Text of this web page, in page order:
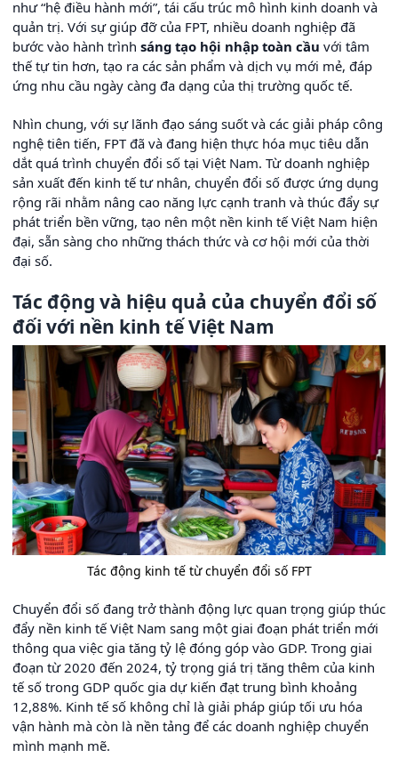
như “hệ điều hành mới”, tái cấu trúc mô hình kinh doanh và
quản trị. Với sự giúp đỡ của FPT, nhiều doanh nghiệp đã
bước vào hành trình sáng tạo hội nhập toàn cầu với tâm
thế tự tin hơn, tạo ra các sản phẩm và dịch vụ mới mẻ, đáp
ứng nhu cầu ngày càng đa dạng của thị trường quốc tế.
Nhìn chung, với sự lãnh đạo sáng suốt và các giải pháp công
nghệ tiên tiến, FPT đã và đang hiện thực hóa mục tiêu dẫn
dắt quá trình chuyển đổi số tại Việt Nam. Từ doanh nghiệp
sản xuất đến kinh tế tư nhân, chuyển đổi số được ứng dụng
rộng rãi nhằm nâng cao năng lực cạnh tranh và thúc đẩy sự
phát triển bền vững, tạo nên một nền kinh tế Việt Nam hiện
đại, sẵn sàng cho những thách thức và cơ hội mới của thời
đại số.
Tác động và hiệu quả của chuyển đổi số
đối với nền kinh tế Việt Nam
Tác động kinh tế từ chuyển đổi số FPT
Chuyển đổi số đang trở thành động lực quan trọng giúp thúc
đẩy nền kinh tế Việt Nam sang một giai đoạn phát triển mới
thông qua việc gia tăng tỷ lệ đóng góp vào GDP. Trong giai
đoạn từ 2020 đến 2024, tỷ trọng giá trị tăng thêm của kinh
tế số trong GDP quốc gia dự kiến đạt trung bình khoảng
12,88%. Kinh tế số không chỉ là giải pháp giúp tối ưu hóa
vận hành mà còn là nền tảng để các doanh nghiệp chuyển
mình mạnh mẽ.